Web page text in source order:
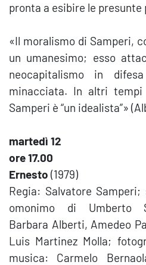
pronta a esibire le
«Il moralismo di Samperi,
un umanesimo; esso
neocapitalismo in
minacciata. In altri
Samperi è “un idealista”»
martedì 12
ore 17.00
Ernesto (1979)
Regia: Salvatore
omonimo di Umberto
Barbara Alberti, Amedeo
Luis Martinez Molla;
musica: Carmelo